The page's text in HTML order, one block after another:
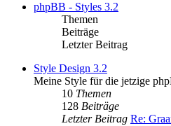
phpBB - Styles 3.2
Themen
Beiträge
Letzter Beitrag
Style Design 3.2
Meine Style für die jetzige
10 Themen
128 Beiträge
Letzter Beitrag Re: